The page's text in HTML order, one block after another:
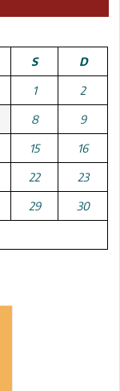
S D
1 2
8 9
15 16
22 23
29 30